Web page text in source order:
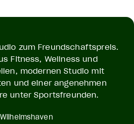
zum Freundschaftspreis.
Fitness, Wellness und
modernen Studio mit
und einer angenehmen
unter Sportsfreunden.